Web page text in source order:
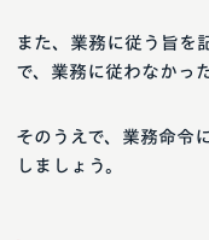
また、業務に従う旨を
で、業務に従わなかっ
そのうえで、業務命令
しましょう。